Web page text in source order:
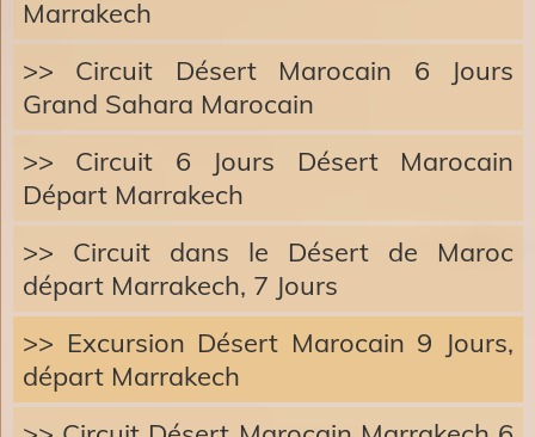
Marrakech
>> Circuit Désert Marocain 6 Jours
Grand Sahara Marocain
>> Circuit 6 Jours Désert Marocain
Départ Marrakech
>> Circuit dans le Désert de Maroc
départ Marrakech, 7 Jours
>> Excursion Désert Marocain 9 Jours,
départ Marrakech